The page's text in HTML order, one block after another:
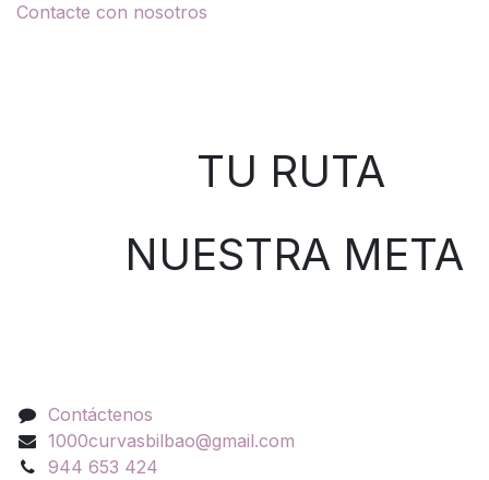
Contacte con nosotros
TU RUTA
NUESTRA META
Contáctenos
1000curvasbilbao@gmail.com
944 653 424